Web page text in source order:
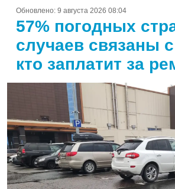
Обновлено: 9 августа 2026 08:04
57% погодных
случаев связаны
кто заплатит за